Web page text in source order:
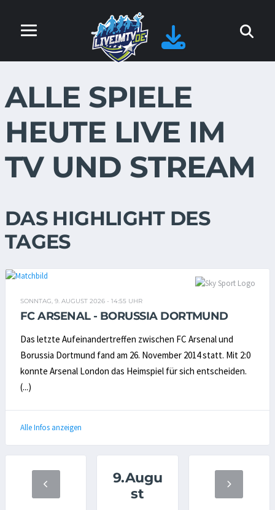
ALLE SPIELE
HEUTE LIVE IM
TV UND STREAM
DAS HIGHLIGHT DES
TAGES
SONNTAG, 9. AUGUST 2026 - 14:55 UHR
FC ARSENAL - BORUSSIA DORTMUND
Das letzte Aufeinandertreffen zwischen FC Arsenal und
Borussia Dortmund fand am 26. November 2014 statt. Mit 2:0
konnte Arsenal London das Heimspiel für sich entscheiden.
(...)
Alle Infos anzeigen
9.Augu
st